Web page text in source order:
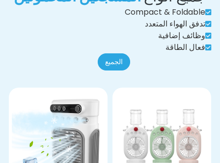
Compact & Foldable
تدفق الهواء المتعدد
وظائف إضافية
فعال الطاقة
الجميع